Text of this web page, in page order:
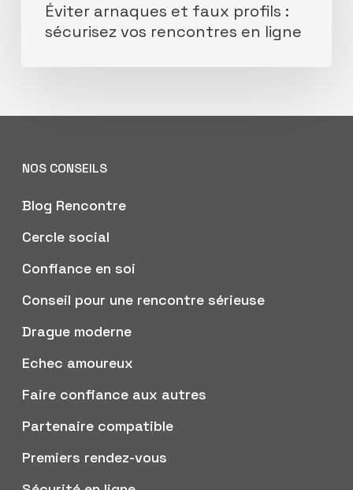
Éviter arnaques et faux profils :
sécurisez vos rencontres en ligne
NOS CONSEILS
Blog Rencontre
Cercle social
Confiance en soi
Conseil pour une rencontre sérieuse
Drague moderne
Echec amoureux
Faire confiance aux autres
Partenaire compatible
Premiers rendez-vous